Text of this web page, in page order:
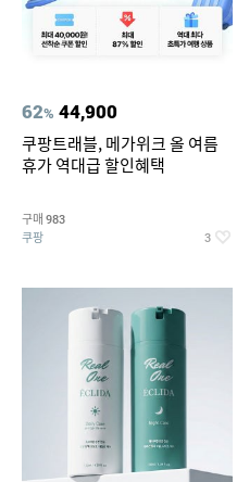
62% 44,900
쿠팡트래블, 메가위크 올 여름
휴가 역대급 할인혜택
구매 983
쿠팡 3